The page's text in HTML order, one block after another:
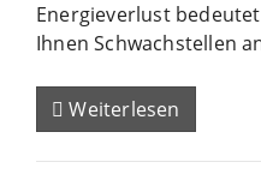
Energieverlust
Ihnen Schwachstellen
Weiterlesen